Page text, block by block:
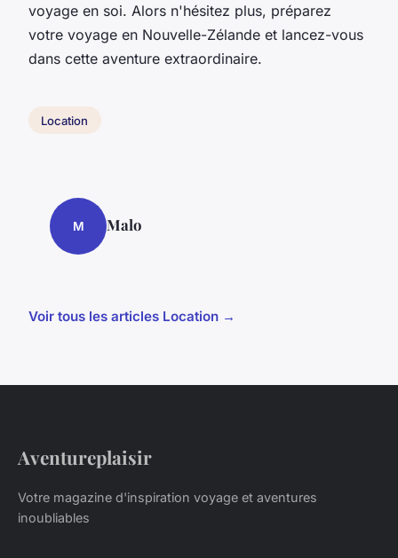
voyage en soi. Alors n'hésitez plus, préparez
votre voyage en Nouvelle-Zélande et lancez-vous
dans cette aventure extraordinaire.
Location
M Malo
Voir tous les articles Location →
Aventureplaisir
Votre magazine d'inspiration voyage et aventures
inoubliables